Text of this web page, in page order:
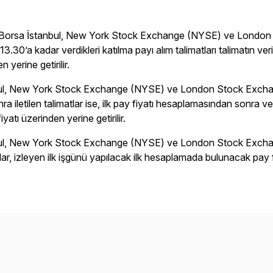
Borsa İstanbul, New York Stock Exchange (NYSE) ve
kadar verdikleri katılma payı alım talimatları talimatın
yerine getirilir.
New York Stock Exchange (NYSE) ve London Stock
iletilen talimatlar ise, ilk pay fiyatı hesaplamasından sonra
üzerinden yerine getirilir.
New York Stock Exchange (NYSE) ve London Stock
izleyen ilk işgünü yapılacak ilk hesaplamada bulunacak